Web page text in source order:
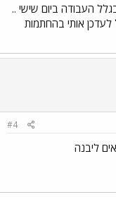
העבודה ביום שישי ..
אותי בהחתמות
#4